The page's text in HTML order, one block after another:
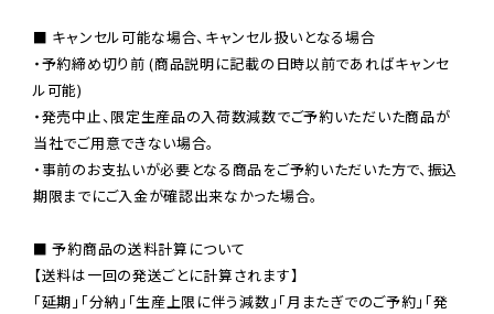
■ キャンセル可能な場合、キャンセル扱いとなる場合
・予約締め切り前 (商品説明に記載の日時以前であればキャンセ
ル可能)
・発売中止、限定生産品の入荷数減数でご予約いただいた商品が
当社でご用意できない場合。
・事前のお支払いが必要となる商品をご予約いただいた方で、振込
期限までにご入金が確認出来なかった場合。
■ 予約商品の送料計算について
【送料は一回の発送ごとに計算されます】
「延期」「分納」「生産上限に伴う減数」「月またぎでのご予約」「発